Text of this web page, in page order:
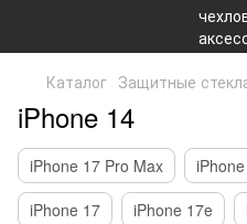
Каталог Защитные
iPhone 14
iPhone 17 Pro Max
iPhone 17
iPhone 17e